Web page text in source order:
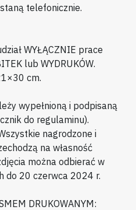
telefonicznie.
WYŁĄCZNIE prace
lub WYDRUKÓW.
cm.
wypełnioną i podpisaną
do regulaminu).
nagrodzone i
na własność
można odbierać w
do 20 czerwca 2024 r.
DRUKOWANYM: